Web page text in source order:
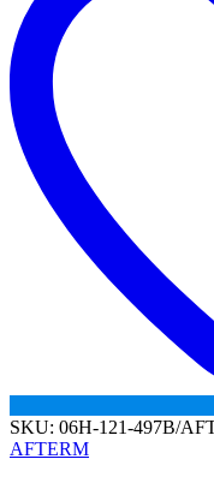
SKU: 06H-121-497B/
AFTERM